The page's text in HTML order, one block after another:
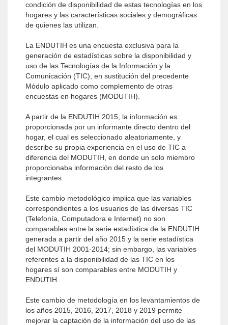
condición de disponibilidad de estas tecnologías en los
hogares y las características sociales y demográficas
de quienes las utilizan.
La ENDUTIH es una encuesta exclusiva para la
generación de estadísticas sobre la disponibilidad y
uso de las Tecnologías de la Información y la
Comunicación (TIC), en sustitución del precedente
Módulo aplicado como complemento de otras
encuestas en hogares (MODUTIH).
A partir de la ENDUTIH 2015, la información es
proporcionada por un informante directo dentro del
hogar, el cual es seleccionado aleatoriamente, y
describe su propia experiencia en el uso de TIC a
diferencia del MODUTIH, en donde un solo miembro
proporcionaba información del resto de los
integrantes.
Este cambio metodológico implica que las variables
correspondientes a los usuarios de las diversas TIC
(Telefonía, Computadora e Internet) no son
comparables entre la serie estadística de la ENDUTIH
generada a partir del año 2015 y la serie estadística
del MODUTIH 2001-2014; sin embargo, las variables
referentes a la disponibilidad de las TIC en los
hogares sí son comparables entre MODUTIH y
ENDUTIH.
Este cambio de metodología en los levantamientos de
los años 2015, 2016, 2017, 2018 y 2019 permite
mejorar la captación de la información del uso de las